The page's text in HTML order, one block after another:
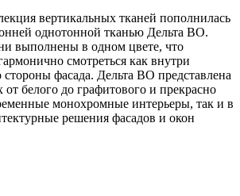
вертикальных тканей пополнилась
однотонной тканью Дельта BO.
выполнены в одном цвете, что
смотреться как внутри
фасада. Дельта BO представлена
белого до графитового и прекрасно
монохромные интерьеры, так и в
решения фасадов и окон